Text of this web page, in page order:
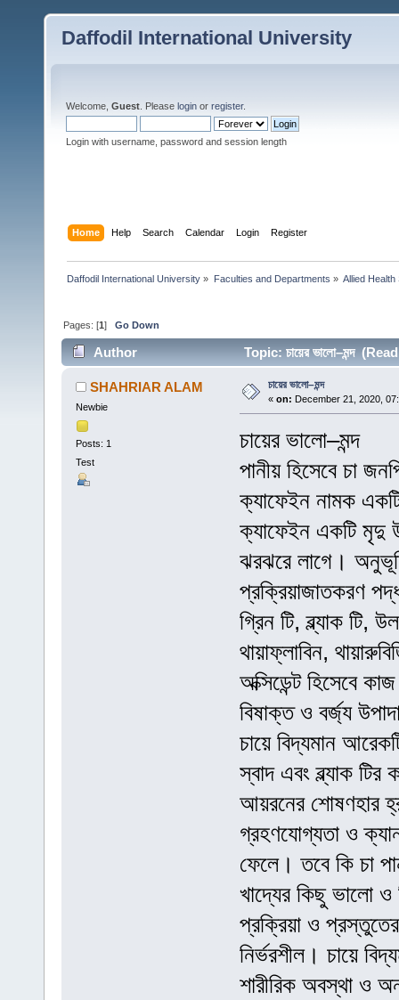
Daffodil International University
Welcome, Guest . Please login or register.
Login with username, password and session length
Home Help Search Calendar Login Register
Daffodil International University » Faculties and Departments » Allied Health
Pages: [1]Go Down
Author Topic: চায়ের ভালো–মন্দ
SHAHRIAR ALAM
Newbie
Posts: 1
Test
চায়ের ভালো–মন্দ
« on: December 21, 2020,
চায়ের ভালো–মন্দ
পানীয় হিসেবে চা
ক্যাফেইন নামক
ক্যাফেইন একটি মৃদু
ঝরঝরে লাগে।
প্রক্রিয়াজাতকরণ
গ্রিন টি, ব্ল্যাক টি,
থায়াফ্লাবিন,
অক্সিডেন্ট হিসেবে
বিষাক্ত ও বর্জ্য
চায়ে বিদ্যমান
স্বাদ এবং ব্ল্যাক
আয়রনের শোষণহার
গ্রহণযোগ্যতা ও
ফেলে। তবে কি চা
খাদ্যের কিছু ভালো ও
প্রক্রিয়া ও
নির্ভরশীল। চায়ে
শারীরিক অবস্থা ও